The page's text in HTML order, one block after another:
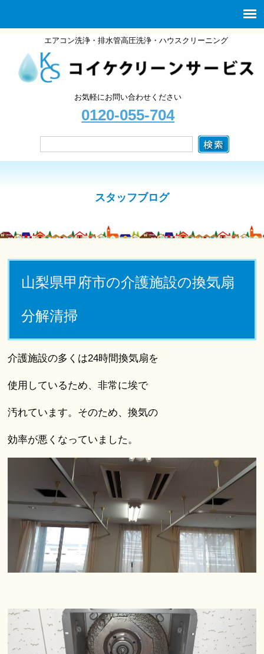
エアコン洗浄・排水管高圧洗浄・ハウスクリーニング
お気軽にお問い合わせください
0120-055-704
スタッフブログ
山梨県甲府市の介護施設の換気扇
分解清掃
介護施設の多くは24時間換気扇を
使用しているため、非常に埃で
汚れています。そのため、換気の
効率が悪くなっていました。